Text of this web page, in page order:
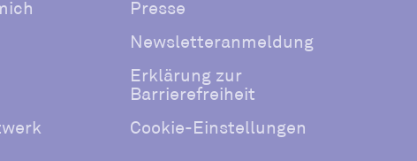
Presse
Newsletteranmeldung
Erklärung zur
Barrierefreiheit
Cookie-Einstellungen